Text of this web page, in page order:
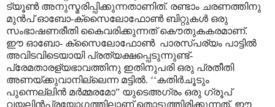
ട്യൂൺ അനുസ്മരിപ്പിക്കുന്നതാണിത്. രണ്ടാം ചരണത്തിനു
മുൻപ് ഓബോ-ക്സൈലോഫോൺ ബിറ്റുകൾ ഒരു
സംഭാഷണരീതി കൈവരിക്കുന്നത് കൌതുകകരമാണ്.
ഈ ഓബോ- ക്സൈലോഫോൺ പാരസ്പര്യം പാട്ടിൽ
അവിടവിടെയായി പ്രത്യക്ഷപ്പെടുന്നുണ്ട്-
പ്രേമതാരള്യഭാവത്തിനു ഇതിനുപരി ഒരു പ്രതീതി
അണയ്ക്കുവാനില്ലെന്ന മട്ടിൽ. ‘‘കതിർചൂടും
പുന്നെല്ലിൻ മർമ്മരമോ” യുടെഅഗ്രം ഒരു ഗ്രൂപ്
വയലിൻപ്രയോഗത്തിലാണ് തൊടുത്തിരിക്കുന്നത്. ഈ